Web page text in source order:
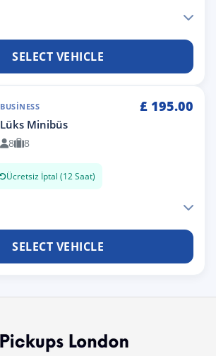
SELECT VEHICLE
BUSINESS £ 195.00
Lüks Minibüs
8 8
Ücretsiz İptal (12 Saat)
SELECT VEHICLE